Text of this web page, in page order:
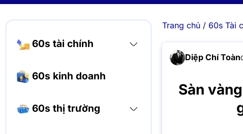
60s tài chính
60s kinh doanh
60s thị trường
Trang chủ/ 60s Tài
Diệp Chí Toàn
Sàn